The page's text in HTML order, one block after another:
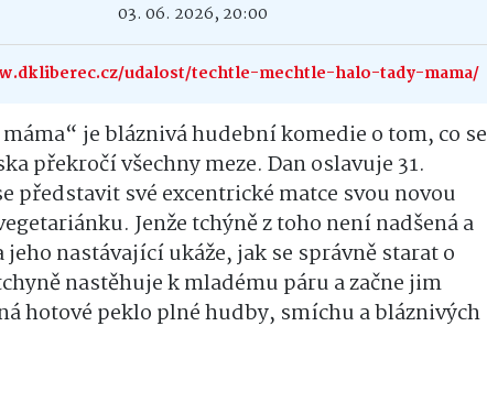
03. 06. 2026, 20:00
udalost/techtle-mechtle-halo-tady-mama/
je bláznivá hudební komedie o tom, co se
překročí všechny meze. Dan oslavuje 31.
představit své excentrické matce svou novou
Jenže tchýně z toho není nadšená a
jeho nastávající ukáže, jak se správně starat o
nastěhuje k mladému páru a začne jim
hotové peklo plné hudby, smíchu a bláznivých